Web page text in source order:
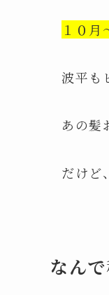
１０
波平も
あの
だけど、
なん